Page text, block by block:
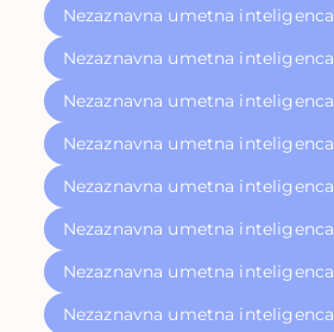
Nezaznavna umetna
Nezaznavna umetna
Nezaznavna umetna
Nezaznavna umetna
Nezaznavna umetna
Nezaznavna umetna
Nezaznavna umetna
Nezaznavna umetna